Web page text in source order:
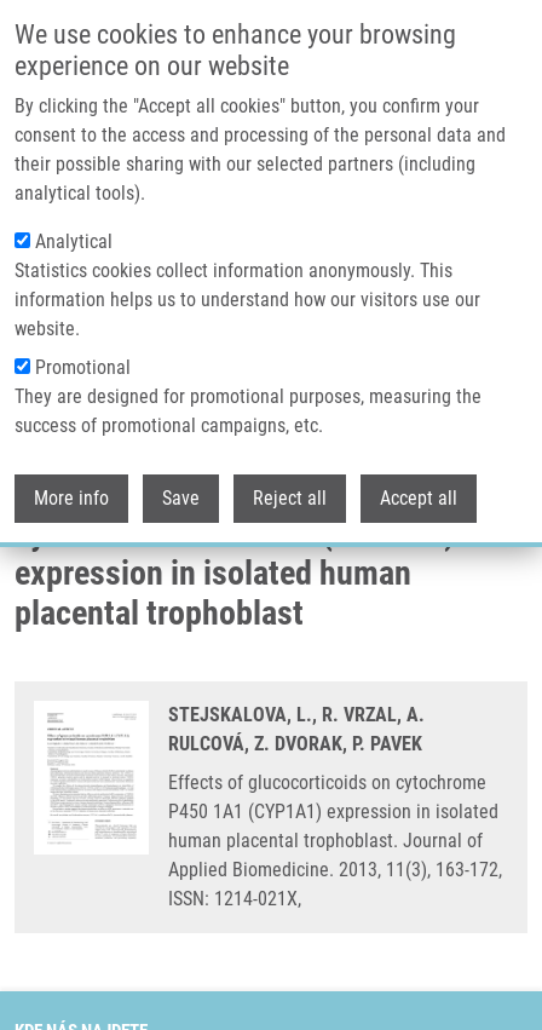
We use cookies to enhance your browsing
experience on our website
By clicking the "Accept all cookies" button, you confirm your
consent to the access and processing of the personal data and
their possible sharing with our selected partners (including
analytical tools).
Analytical
Statistics cookies collect information anonymously. This
information helps us to understand how our visitors use our
website.
Promotional
They are designed for promotional purposes, measuring the
success of promotional campaigns, etc.
More info Save Reject all Accept all
Header image
Drobečková navigace
Domů
Effects Of Glucocorticoids On Cytochrome P450 1A1 (CYP1A1)
Expression In Isolated Human Placental Trophoblast
Effects of glucocorticoids on
cytochrome P450 1A1 (CYP1A1)
expression in isolated human
placental trophoblast
STEJSKALOVA, L., R. VRZAL, A.
RULCOVÁ, Z. DVORAK, P. PAVEK
Effects of glucocorticoids on cytochrome
P450 1A1 (CYP1A1) expression in isolated
human placental trophoblast. Journal of
Applied Biomedicine. 2013, 11(3), 163-172,
ISSN: 1214-021X,